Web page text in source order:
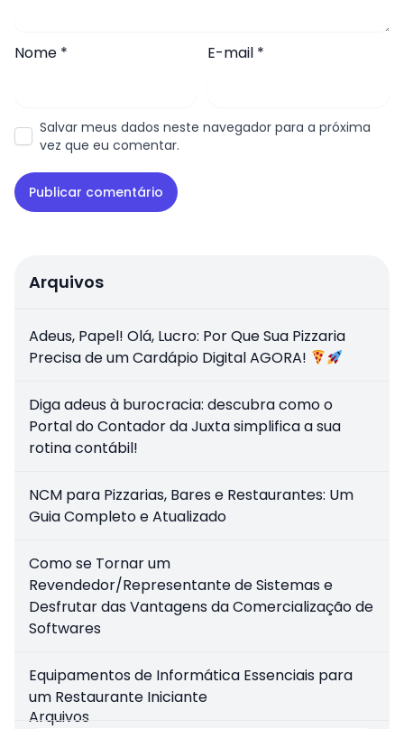
Nome * E-mail *
Salvar meus dados neste navegador para a próxima
vez que eu comentar.
Arquivos
Adeus, Papel! Olá, Lucro: Por Que Sua Pizzaria
Precisa de um Cardápio Digital AGORA!
Diga adeus à burocracia: descubra como o
Portal do Contador da Juxta simplifica a sua
rotina contábil!
NCM para Pizzarias, Bares e Restaurantes: Um
Guia Completo e Atualizado
Como se Tornar um
Revendedor/Representante de Sistemas e
Desfrutar das Vantagens da Comercialização de
Softwares
Equipamentos de Informática Essenciais para
um Restaurante Iniciante
Arquivos